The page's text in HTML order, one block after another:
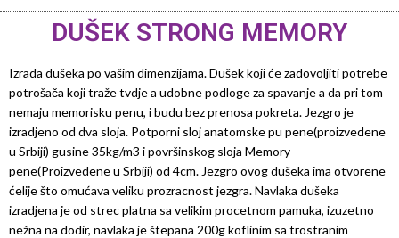
DUŠEK STRONG MEMORY
Izrada dušeka po vašim dimenzijama. Dušek koji će zadovoljiti potrebe
potrošača koji traže tvdje a udobne podloge za spavanje a da pri tom
nemaju memorisku penu, i budu bez prenosa pokreta. Jezgro je
izradjeno od dva sloja. Potporni sloj anatomske pu pene(proizvedene
u Srbiji) gusine 35kg/m3 i površinskog sloja Memory
pene(Proizvedene u Srbiji) od 4cm. Jezgro ovog dušeka ima otvorene
ćelije što omućava veliku prozracnost jezgra. Navlaka dušeka
izradjena je od strec platna sa velikim procetnom pamuka, izuzetno
nežna na dodir, navlaka je štepana 200g koflinim sa trostranim